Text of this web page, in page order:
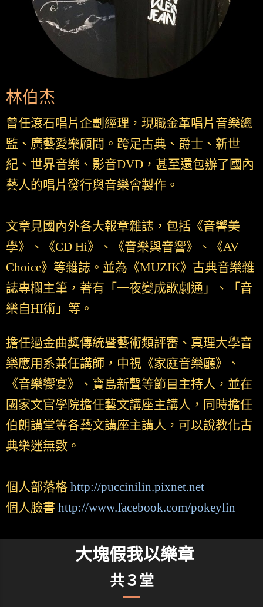
林伯杰
曾任滾石唱片企劃經理，現職金革唱片音樂總
監、廣藝愛樂顧問。跨足古典、爵士、新世
紀、世界音樂、影音DVD，甚至還包辦了國內
藝人的唱片發行與音樂會製作。
文章見國內外各大報章雜誌，包括《音響美
學》、《CD Hi》、《音樂與音響》、《AV
Choice》等雜誌。並為《MUZIK》古典音樂雜
誌專欄主筆，著有「一夜變成歌劇通」、「音
樂自HI術」等。
擔任過金曲獎傳統暨藝術類評審、真理大學音
樂應用系兼任講師，中視《家庭音樂廳》、
《音樂饗宴》、寶島新聲等節目主持人，並在
國家文官學院擔任藝文講座主講人，同時擔任
伯朗講堂等各藝文講座主講人，可以說教化古
典樂迷無數。
個人部落格 http://puccinilin.pixnet.net
個人臉書 http://www.facebook.com/pokeylin
大塊假我以樂章
共３堂